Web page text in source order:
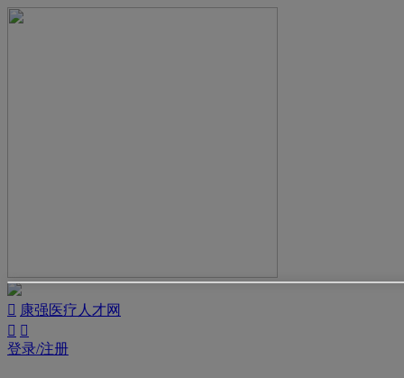
 康强医疗人才网
 
登录/注册